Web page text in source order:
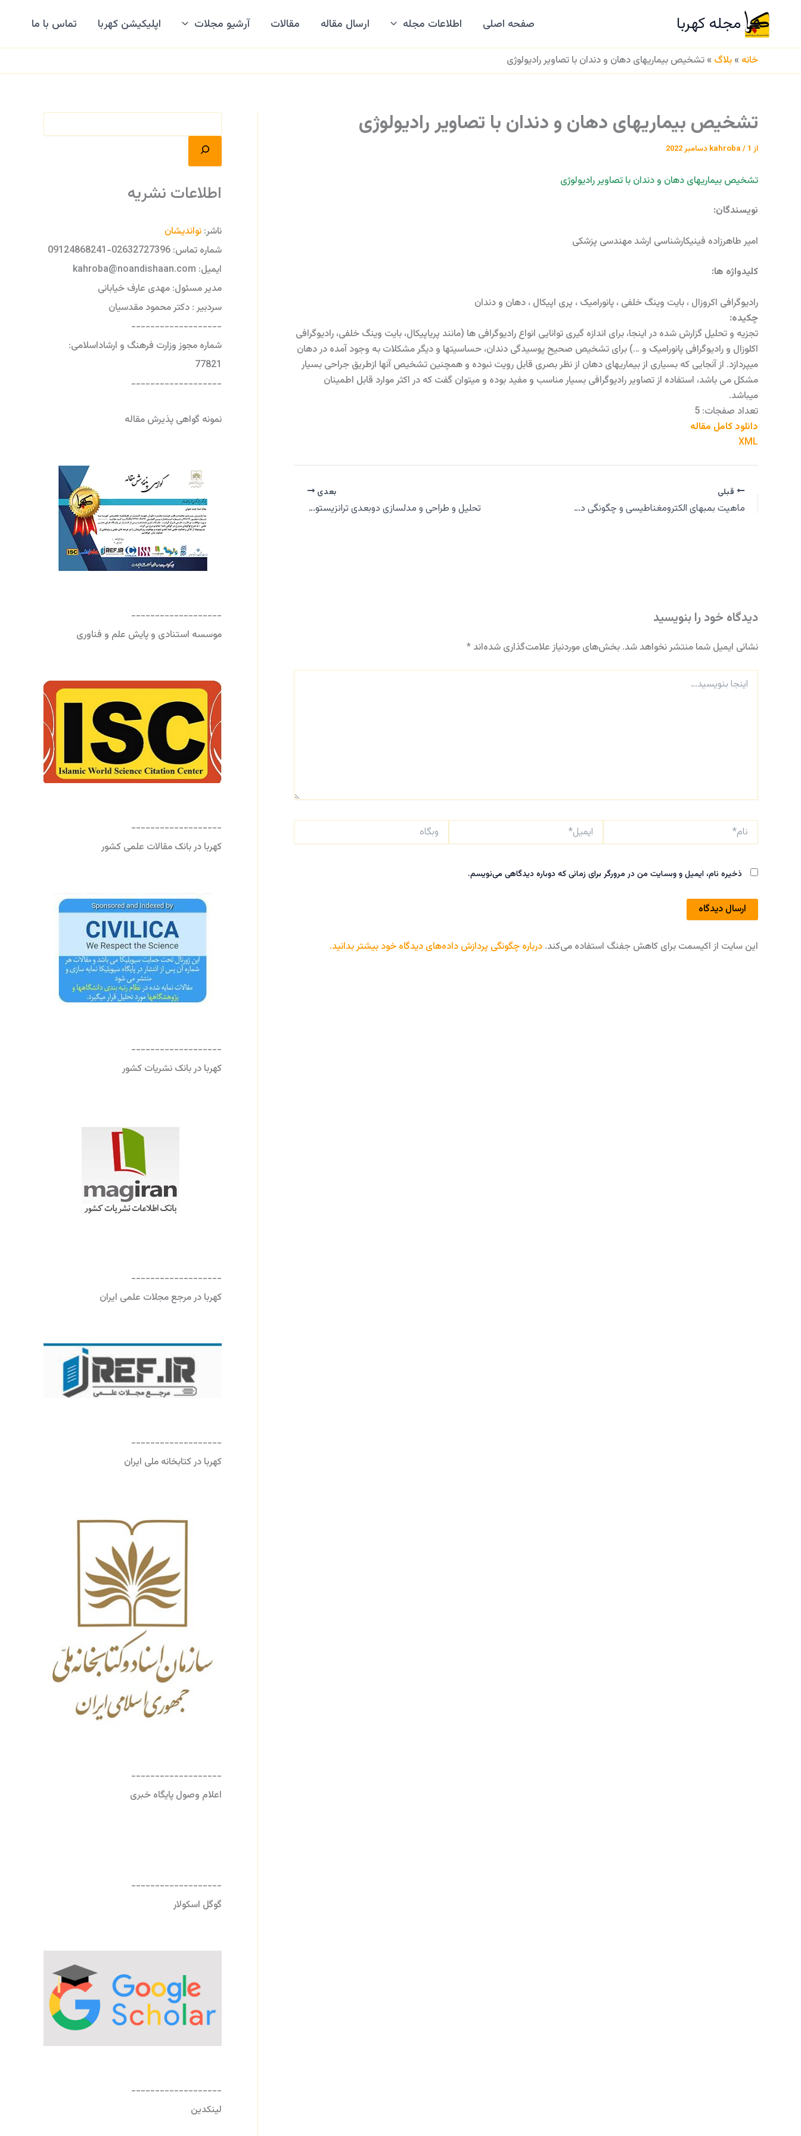
مجله کهربا صفحه اصلی اطلاعات مجله ارسال مقاله مقالات آرشیو مجلات اپلیکیشن کهربا تماس با ما
خانه » بلاگ » تشخیص بیماریهای دهان و دندان با تصاویر رادیولوژی
تشخیص بیماریهای دهان و دندان با تصاویر رادیولوژی
از kahroba / 1 دسامبر 2022
تشخیص بیماریهای دهان و دندان با تصاویر رادیولوژی
نویسندگان:
امیر طاهرزاده فینیکارشناسی ارشد مهندسی پزشکی
کلیدواژه ها:
رادیوگرافی اکروزال ، بایت وینگ خلفی ، پانورامیک ، پری اپیکال ، دهان و دندان
چکیده:
تجزیه و تحلیل گزارش شده در اینجا، برای اندازه گیری توانایی انواع رادیوگرافی ها (مانند پریاپیکال، بایت وینگ خلفی، رادیوگرافی
اکلوزال و رادیوگرافی پانورامیک و …) برای تشخیص صحیح پوسیدگی دندان، حساسیتها و دیگر مشکلات به وجود آمده در دهان
میپردازد. از آنجایی که بسیاری از بیماریهای دهان از نظر بصری قابل رویت نبوده و همچنین تشخیص آنها ازطریق جراحی بسیار
مشکل می باشد، استفاده از تصاویر رادیوگرافی بسیار مناسب و مفید بوده و میتوان گفت که در اکثر موارد قابل اطمینان
میباشد.
تعداد صفجات: 5
دانلود کامل مقاله
XML
قبلی
ماهیت بمبهای الکترومغناطیسی و چگونگی دفاع در مقابل آنها
بعدی
تحلیل و طراحی و مدلسازی دوبعدی ترانزیستور تونلی شاتکی با دی الکتریک TiO۲
دیدگاه‌ خود را بنویسید
نشانی ایمیل شما منتشر نخواهد شد. بخش‌های موردنیاز علامت‌گذاری شده‌اند *
بنویسید…
ایمیل*
ذخیره نام، ایمیل و وبسایت من در مرورگر برای زمانی که دوباره دیدگاهی می‌نویسم.
این سایت از اکیسمت برای کاهش جفنگ استفاده می‌کند. درباره چگونگی پردازش داده‌های دیدگاه خود بیشتر بدانید.
ت
اطلاعات نشریه
ناشر: نواندیشان
شماره تماس: 02632727396-09124868241
ایمیل: kahroba@noandishaan.com
مدیر مسئول: مهدی عارف خیابانی
سردبیر : دکتر محمود مقدسیان
-------------------
شماره مجوز وزارت فرهنگ و ارشاداسلامی:
77821
-------------------
نمونه گواهی پذیرش مقاله
-------------------
موسسه استنادی و پایش علم و فناوری
-------------------
کهربا در بانک مقالات علمی کشور
-------------------
کهربا در بانک نشریات کشور
-------------------
کهربا در مرجع مجلات علمی ایران
-------------------
کهربا در کتابخانه ملی ایران
-------------------
اعلام وصول پایگاه خبری
-------------------
گوگل اسکولار
-------------------
لینکدین